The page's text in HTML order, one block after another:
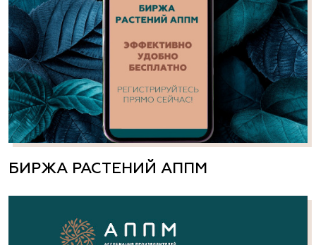
БИРЖА РАСТЕНИЙ АППМ